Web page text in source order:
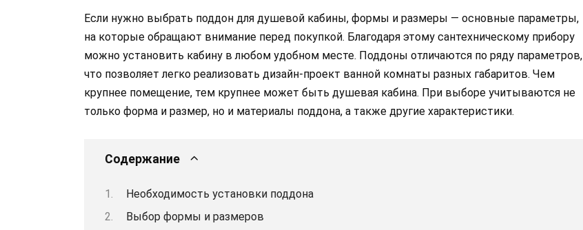
Если нужно выбрать поддон для душевой кабины, формы и размеры — основные параметры,
на которые обращают внимание перед покупкой. Благодаря этому сантехническому прибору
можно установить кабину в любом удобном месте. Поддоны отличаются по ряду параметров,
что позволяет легко реализовать дизайн-проект ванной комнаты разных габаритов. Чем
крупнее помещение, тем крупнее может быть душевая кабина. При выборе учитываются не
только форма и размер, но и материалы поддона, а также другие характеристики.
Содержание
Необходимость установки поддона
Выбор формы и размеров